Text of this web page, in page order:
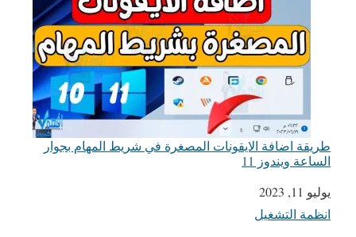
طريقة اضافة الايقونات المصغرة في شريط المهام بجوار
الساعة ويندوز 11
التاريخ
يوليو 11, 2023
في ما يتعلق بما يأتي
انظمة التشغيل